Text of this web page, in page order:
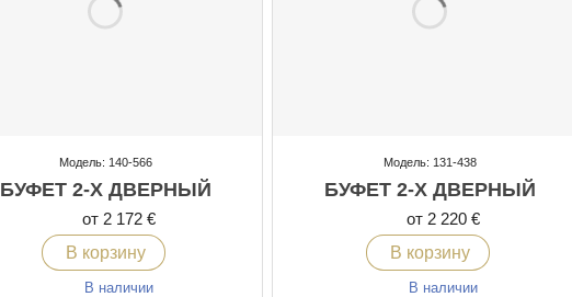
Модель: 140-566
БУФЕТ 2-Х ДВЕРНЫЙ
от 2 172 €
В корзину
В наличии
Модель: 131-438
БУФЕТ 2-Х ДВЕРНЫЙ
от 2 220 €
В корзину
В наличии